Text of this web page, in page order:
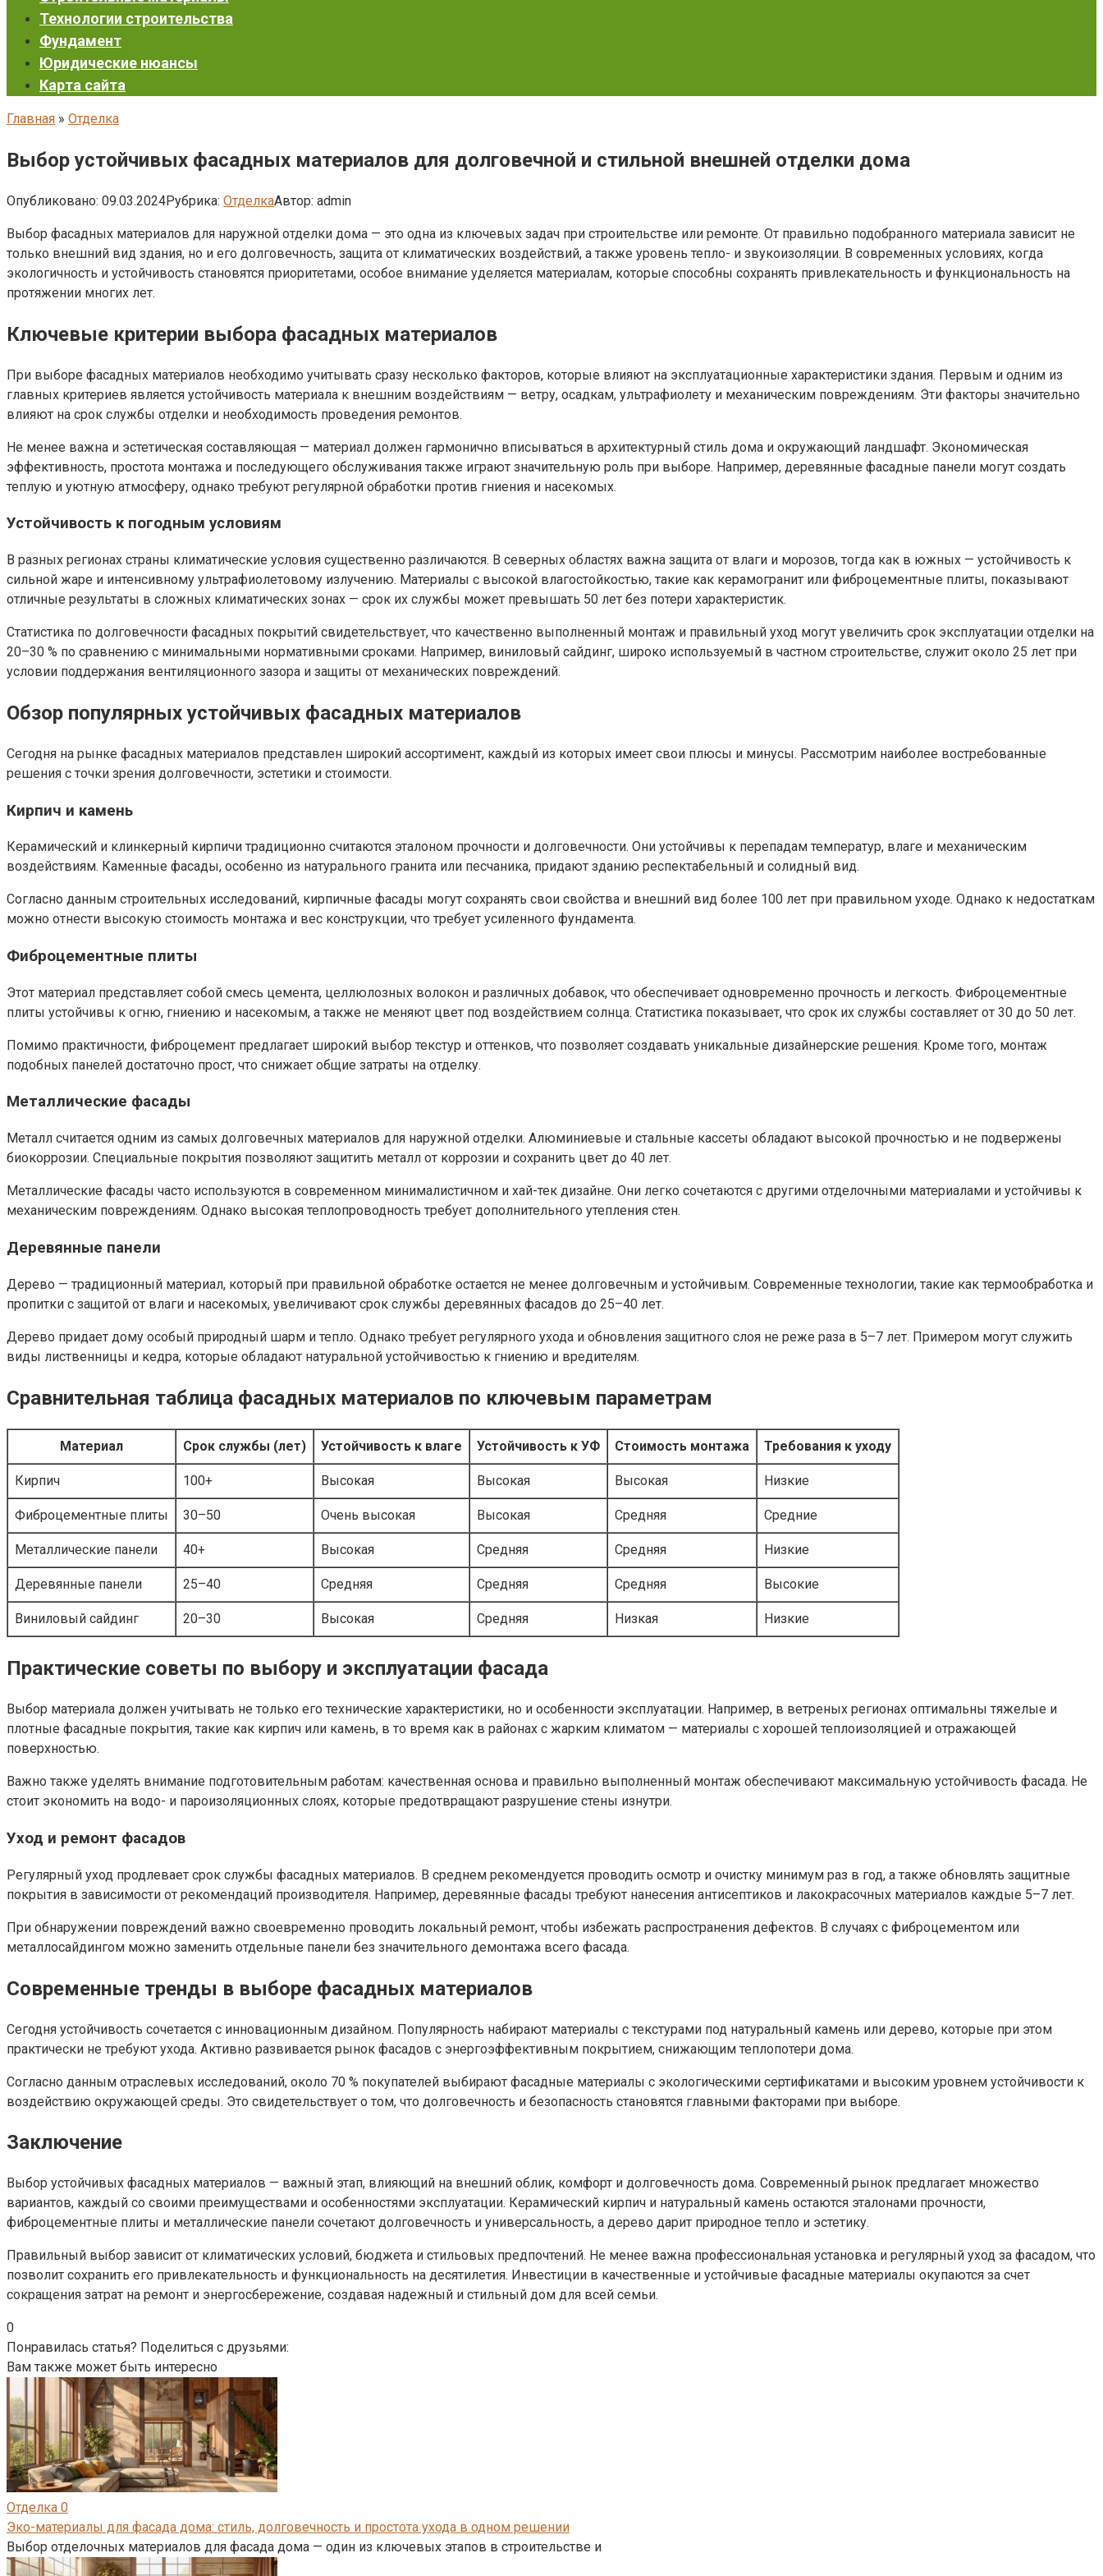
Технологии строительства
Фундамент
Юридические нюансы
Карта сайта
Главная » Отделка
Выбор устойчивых фасадных материалов для долговечной и стильной внешней отделки дома
Опубликовано: 09.03.2024Рубрика: ОтделкаАвтор: admin
Выбор фасадных материалов для наружной отделки дома — это одна из ключевых задач при строительстве или ремонте. От правильно подобранного материала зависит не
только внешний вид здания, но и его долговечность, защита от климатических воздействий, а также уровень тепло- и звукоизоляции. В современных условиях, когда
экологичность и устойчивость становятся приоритетами, особое внимание уделяется материалам, которые способны сохранять привлекательность и функциональность на
протяжении многих лет.
Ключевые критерии выбора фасадных материалов
При выборе фасадных материалов необходимо учитывать сразу несколько факторов, которые влияют на эксплуатационные характеристики здания. Первым и одним из
главных критериев является устойчивость материала к внешним воздействиям — ветру, осадкам, ультрафиолету и механическим повреждениям. Эти факторы значительно
влияют на срок службы отделки и необходимость проведения ремонтов.
Не менее важна и эстетическая составляющая — материал должен гармонично вписываться в архитектурный стиль дома и окружающий ландшафт. Экономическая
эффективность, простота монтажа и последующего обслуживания также играют значительную роль при выборе. Например, деревянные фасадные панели могут создать
теплую и уютную атмосферу, однако требуют регулярной обработки против гниения и насекомых.
Устойчивость к погодным условиям
В разных регионах страны климатические условия существенно различаются. В северных областях важна защита от влаги и морозов, тогда как в южных — устойчивость к
сильной жаре и интенсивному ультрафиолетовому излучению. Материалы с высокой влагостойкостью, такие как керамогранит или фиброцементные плиты, показывают
отличные результаты в сложных климатических зонах — срок их службы может превышать 50 лет без потери характеристик.
Статистика по долговечности фасадных покрытий свидетельствует, что качественно выполненный монтаж и правильный уход могут увеличить срок эксплуатации отделки на
20–30 % по сравнению с минимальными нормативными сроками. Например, виниловый сайдинг, широко используемый в частном строительстве, служит около 25 лет при
условии поддержания вентиляционного зазора и защиты от механических повреждений.
Обзор популярных устойчивых фасадных материалов
Сегодня на рынке фасадных материалов представлен широкий ассортимент, каждый из которых имеет свои плюсы и минусы. Рассмотрим наиболее востребованные
решения с точки зрения долговечности, эстетики и стоимости.
Кирпич и камень
Керамический и клинкерный кирпичи традиционно считаются эталоном прочности и долговечности. Они устойчивы к перепадам температур, влаге и механическим
воздействиям. Каменные фасады, особенно из натурального гранита или песчаника, придают зданию респектабельный и солидный вид.
Согласно данным строительных исследований, кирпичные фасады могут сохранять свои свойства и внешний вид более 100 лет при правильном уходе. Однако к недостаткам
можно отнести высокую стоимость монтажа и вес конструкции, что требует усиленного фундамента.
Фиброцементные плиты
Этот материал представляет собой смесь цемента, целлюлозных волокон и различных добавок, что обеспечивает одновременно прочность и легкость. Фиброцементные
плиты устойчивы к огню, гниению и насекомым, а также не меняют цвет под воздействием солнца. Статистика показывает, что срок их службы составляет от 30 до 50 лет.
Помимо практичности, фиброцемент предлагает широкий выбор текстур и оттенков, что позволяет создавать уникальные дизайнерские решения. Кроме того, монтаж
подобных панелей достаточно прост, что снижает общие затраты на отделку.
Металлические фасады
Металл считается одним из самых долговечных материалов для наружной отделки. Алюминиевые и стальные кассеты обладают высокой прочностью и не подвержены
биокоррозии. Специальные покрытия позволяют защитить металл от коррозии и сохранить цвет до 40 лет.
Металлические фасады часто используются в современном минималистичном и хай-тек дизайне. Они легко сочетаются с другими отделочными материалами и устойчивы к
механическим повреждениям. Однако высокая теплопроводность требует дополнительного утепления стен.
Деревянные панели
Дерево — традиционный материал, который при правильной обработке остается не менее долговечным и устойчивым. Современные технологии, такие как термообработка и
пропитки с защитой от влаги и насекомых, увеличивают срок службы деревянных фасадов до 25–40 лет.
Дерево придает дому особый природный шарм и тепло. Однако требует регулярного ухода и обновления защитного слоя не реже раза в 5–7 лет. Примером могут служить
виды лиственницы и кедра, которые обладают натуральной устойчивостью к гниению и вредителям.
Сравнительная таблица фасадных материалов по ключевым параметрам
Материал Срок службы (лет) Устойчивость к влаге Устойчивость к УФ Стоимость монтажа Требования к уходу
Кирпич 100+ Высокая Высокая Высокая Низкие
Фиброцементные плиты 30–50 Очень высокая Высокая Средняя Средние
Металлические панели 40+ Высокая Средняя Средняя Низкие
Деревянные панели 25–40 Средняя Средняя Средняя Высокие
Виниловый сайдинг 20–30 Высокая Средняя Низкая Низкие
Практические советы по выбору и эксплуатации фасада
Выбор материала должен учитывать не только его технические характеристики, но и особенности эксплуатации. Например, в ветреных регионах оптимальны тяжелые и
плотные фасадные покрытия, такие как кирпич или камень, в то время как в районах с жарким климатом — материалы с хорошей теплоизоляцией и отражающей
поверхностью.
Важно также уделять внимание подготовительным работам: качественная основа и правильно выполненный монтаж обеспечивают максимальную устойчивость фасада. Не
стоит экономить на водо- и пароизоляционных слоях, которые предотвращают разрушение стены изнутри.
Уход и ремонт фасадов
Регулярный уход продлевает срок службы фасадных материалов. В среднем рекомендуется проводить осмотр и очистку минимум раз в год, а также обновлять защитные
покрытия в зависимости от рекомендаций производителя. Например, деревянные фасады требуют нанесения антисептиков и лакокрасочных материалов каждые 5–7 лет.
При обнаружении повреждений важно своевременно проводить локальный ремонт, чтобы избежать распространения дефектов. В случаях с фиброцементом или
металлосайдингом можно заменить отдельные панели без значительного демонтажа всего фасада.
Современные тренды в выборе фасадных материалов
Сегодня устойчивость сочетается с инновационным дизайном. Популярность набирают материалы с текстурами под натуральный камень или дерево, которые при этом
практически не требуют ухода. Активно развивается рынок фасадов с энергоэффективным покрытием, снижающим теплопотери дома.
Согласно данным отраслевых исследований, около 70 % покупателей выбирают фасадные материалы с экологическими сертификатами и высоким уровнем устойчивости к
воздействию окружающей среды. Это свидетельствует о том, что долговечность и безопасность становятся главными факторами при выборе.
Заключение
Выбор устойчивых фасадных материалов — важный этап, влияющий на внешний облик, комфорт и долговечность дома. Современный рынок предлагает множество
вариантов, каждый со своими преимуществами и особенностями эксплуатации. Керамический кирпич и натуральный камень остаются эталонами прочности,
фиброцементные плиты и металлические панели сочетают долговечность и универсальность, а дерево дарит природное тепло и эстетику.
Правильный выбор зависит от климатических условий, бюджета и стильовых предпочтений. Не менее важна профессиональная установка и регулярный уход за фасадом, что
позволит сохранить его привлекательность и функциональность на десятилетия. Инвестиции в качественные и устойчивые фасадные материалы окупаются за счет
сокращения затрат на ремонт и энергосбережение, создавая надежный и стильный дом для всей семьи.
0
Понравилась статья? Поделиться с друзьями:
Вам также может быть интересно
Отделка 0
Эко-материалы для фасада дома: стиль, долговечность и простота ухода в одном решении
Выбор отделочных материалов для фасада дома — один из ключевых этапов в строительстве и